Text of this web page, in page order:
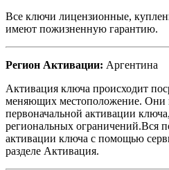
Все ключи лицензионные,
имеют пожизненную гарантию.
Регион Активации: Аргентина
Активация ключа происходит
меняющих местоположение. Они
первоначальной активации
региональных ограничений.Вся
активации ключа с помощью
разделе Активация.